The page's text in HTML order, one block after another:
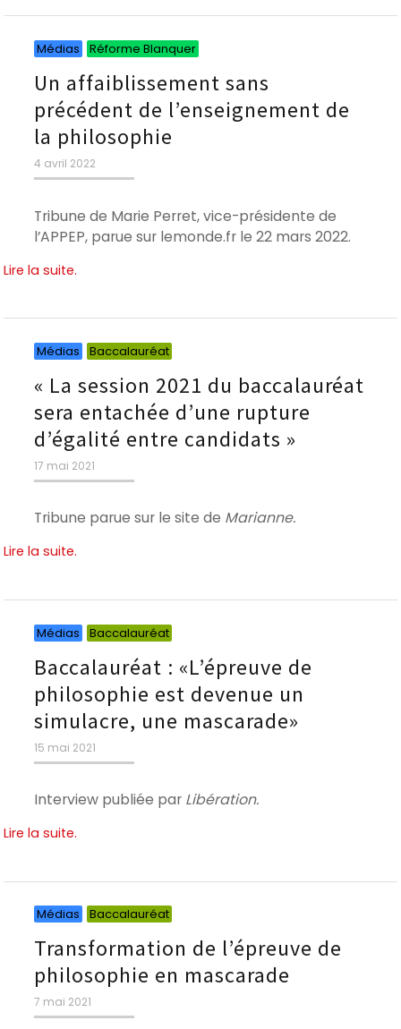
Médias Réforme Blanquer
Un affaiblissement sans
précédent de l’enseignement de
la philosophie
Publié
le
4 avril 2022
Tribune de Marie Perret, vice-présidente de
l’APPEP, parue sur lemonde.fr le 22 mars 2022.
Lire la suite.
Médias Baccalauréat
« La session 2021 du baccalauréat
sera entachée d’une rupture
d’égalité entre candidats »
Publié
le
17 mai 2021
Tribune parue sur le site de Marianne.
Lire la suite.
Médias Baccalauréat
Baccalauréat : «L’épreuve de
philosophie est devenue un
simulacre, une mascarade»
Publié
le
15 mai 2021
Interview publiée par Libération.
Lire la suite.
Médias Baccalauréat
Transformation de l’épreuve de
philosophie en mascarade
Publié
le
7 mai 2021